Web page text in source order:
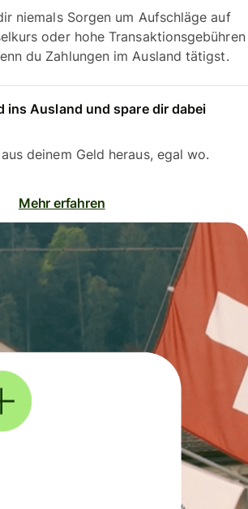
niemals Sorgen um Aufschläge auf
oder hohe Transaktionsgebühren
du Zahlungen im Ausland tätigst.
ins Ausland und spare dir dabei
deinem Geld heraus, egal wo.
Mehr erfahren